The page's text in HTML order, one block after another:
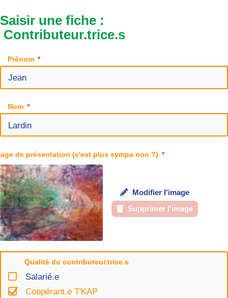
Saisir une fiche :
Contributeur.trice.s
Prénom
Nom
de présentation (c'est plus sympa non ?)
Modifier l'image
Supprimer l'image
Qualité du contributeur.trice.s
Salarié.e
Coopérant.e T'KAP